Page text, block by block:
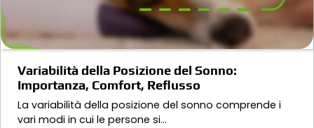
Variabilità della Posizione del Sonno:
Importanza, Comfort, Reflusso
La variabilità della posizione del sonno comprende i
vari modi in cui le persone si…